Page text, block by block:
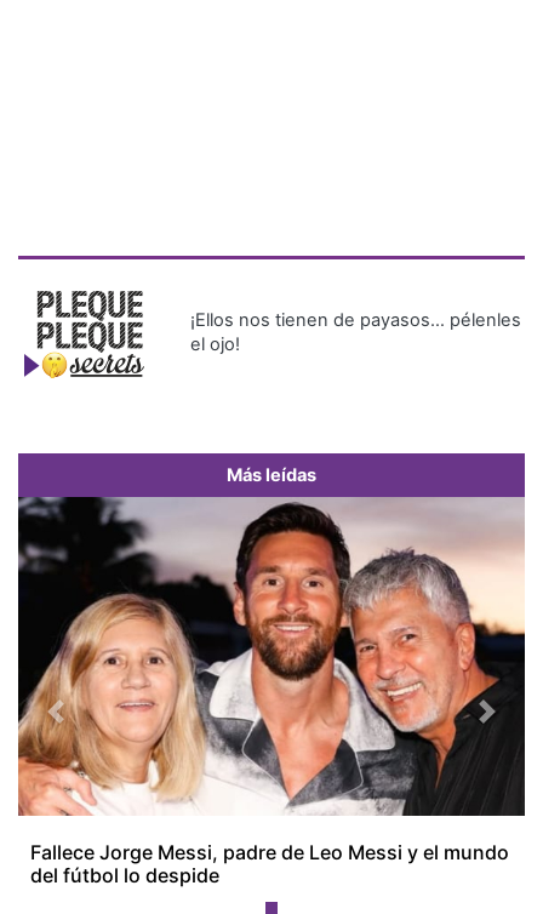
¡Ellos nos tienen de payasos… pélenles
el ojo!
Más leídas
Fallece Jorge Messi, padre de Leo Messi y el mundo
del fútbol lo despide
Previous Next